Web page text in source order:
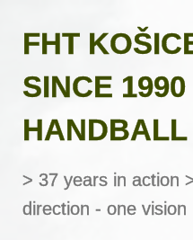
FHT
SINCE 1990
HANDBALL
> 37 years in action
direction - one vision